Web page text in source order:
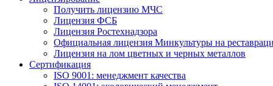
Получить лицензию МЧС
Лицензия ФСБ
Лицензия Ростехнадзора
Официальная лицензия Минкультуры на
Лицензия на лом цветных и черных металлов
Сертификация
ISO 9001: менеджмент качества